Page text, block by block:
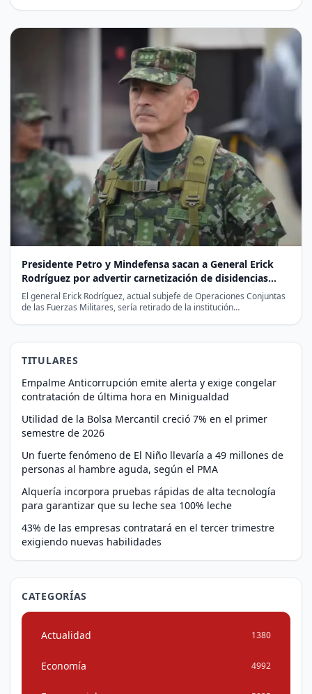
Presidente Petro y Mindefensa sacan a General Erick
Rodríguez por advertir carnetización de disidencias
para las elecciones
El general Erick Rodríguez, actual subjefe de Operaciones Conjuntas
de las Fuerzas Militares, sería retirado de la institución…
TITULARES
Empalme Anticorrupción emite alerta y exige congelar
contratación de última hora en Minigualdad
Utilidad de la Bolsa Mercantil creció 7% en el primer
semestre de 2026
Un fuerte fenómeno de El Niño llevaría a 49 millones de
personas al hambre aguda, según el PMA
Alquería incorpora pruebas rápidas de alta tecnología
para garantizar que su leche sea 100% leche
43% de las empresas contratará en el tercer trimestre
exigiendo nuevas habilidades
CATEGORÍAS
Actualidad 1380
Economía 4992